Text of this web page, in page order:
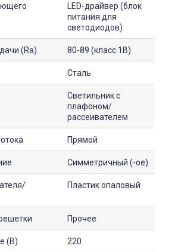
LED-драйвер (блок
питания для
светодиодов)
(Ra) 80-89 (класс 1B)
Сталь
Светильник с
плафоном/
рассеивателем
Прямой
Симметричный (-ое)
Пластик опаловый
Прочее
(В) 220